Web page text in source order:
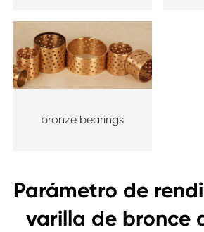
bronze bearings
Parámetro de
varilla de bronce